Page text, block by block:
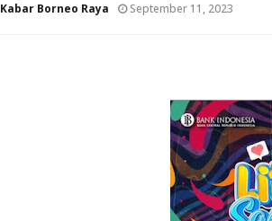
Kabar Borneo Raya September 11, 2023